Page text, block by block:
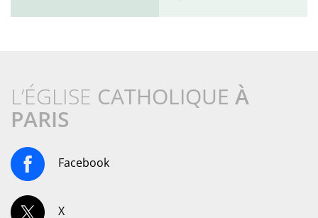
L’ÉGLISE CATHOLIQUE À
PARIS
Facebook
X